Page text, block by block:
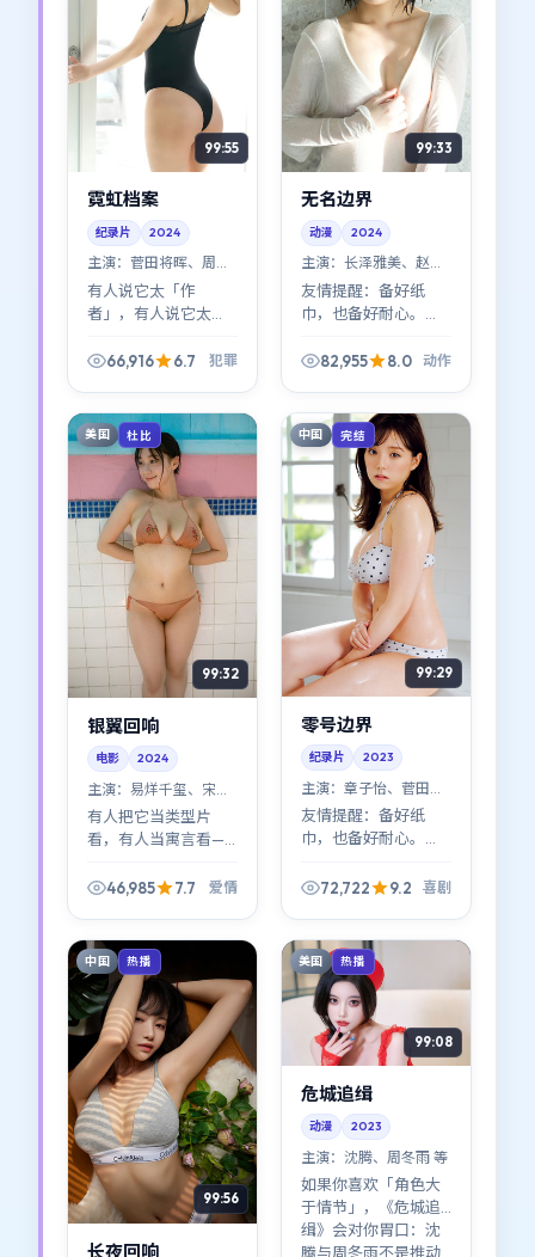
99:55
霓虹档案
纪录片 2024
主演： 菅田将晖、周迅
等
有人说它太「作
者」，有人说它太
盾。《霓虹档案》在
衡点。
66,916 6.7 犯罪
99:33
无名边界
动漫 2024
主演： 长泽雅美、赵涛
等
友情提醒：备好纸
巾，也备好耐心。
路高歌的励志模板，
视线。
82,955 8.0 动作
美国 杜比
99:32
银翼回响
电影 2024
主演： 易烊千玺、宋康
昊 等
有人把它当类型片
看，有人当寓言看——
最迷人的地方在于：
头里的人。
46,985 7.7 爱情
中国 完结
99:29
零号边界
纪录片 2023
主演： 章子怡、菅田将
晖 等
友情提醒：备好纸
巾，也备好耐心。
路高歌的励志模板，
视线。
72,722 9.2 喜剧
中国 热播
99:56
长夜回响
美国 热播
99:08
危城追缉
动漫 2023
主演： 沈腾、周冬雨 等
如果你喜欢「角色大
于情节」，《危城追
缉》会对你胃口：沈
腾与周冬雨不是推动